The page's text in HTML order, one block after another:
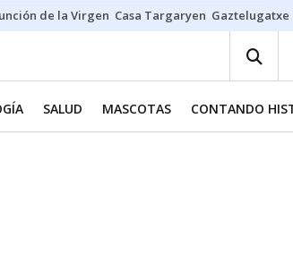
de la Virgen Casa Targaryen Gaztelugatxe
SALUD MASCOTAS CONTANDO